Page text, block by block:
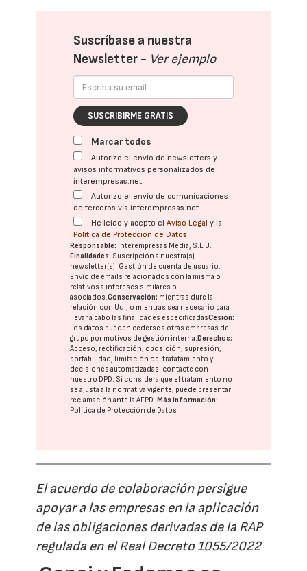
Suscríbase a nuestra
Newsletter - Ver ejemplo
SUSCRIBIRME GRATIS
Marcar todos
Autorizo el envío de newsletters y
avisos informativos personalizados de
interempresas.net
Autorizo el envío de comunicaciones
de terceros vía interempresas.net
He leído y acepto elAviso Legal y la
Política de Protección de Datos
Responsable: Interempresas Media, S.L.U.
Finalidades: Suscripción a nuestra(s)
newsletter(s). Gestión de cuenta de usuario.
Envío de emails relacionados con la misma o
relativos a intereses similares o
asociados.Conservación: mientras dure la
relación con Ud., o mientras sea necesario para
llevar a cabo las finalidades especificadasCesión:
Los datos pueden cederse a otras empresas del
grupo por motivos de gestión interna. Derechos:
Acceso, rectificación, oposición, supresión,
portabilidad, limitación del tratatamiento y
decisiones automatizadas: contacte con
nuestro DPD. Si considera que el tratamiento no
se ajusta a la normativa vigente, puede presentar
reclamación ante laAEPD. Más información:
Política de Protección de Datos
El acuerdo de colaboración persigue
apoyar a las empresas en la aplicación
de las obligaciones derivadas de la RAP
regulada en el Real Decreto 1055/2022